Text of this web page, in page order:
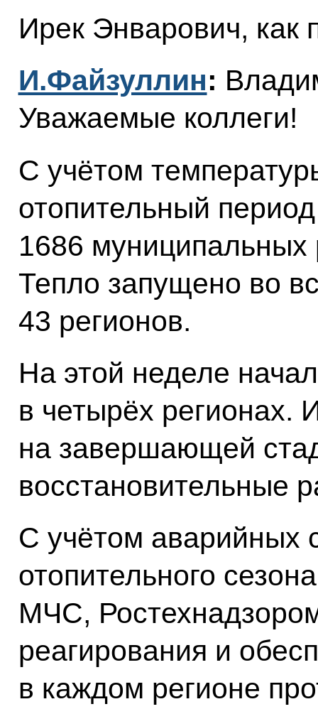
Ирек Энварович, как
И.Файзуллин:
Уважаемые коллеги!
С учётом
отопительный
1686 муниципальных
Тепло запущено во
43 регионов.
На этой неделе
в четырёх регионах.
на завершающей
восстановительные
С учётом аварийных
отопительного
МЧС,
реагирования и
в каждом регионе